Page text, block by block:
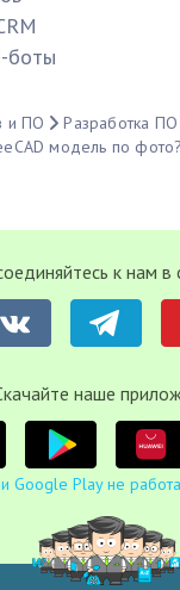
боты
и ПО
Разработка ПО
модель по
к нам в
наше
Google Play не